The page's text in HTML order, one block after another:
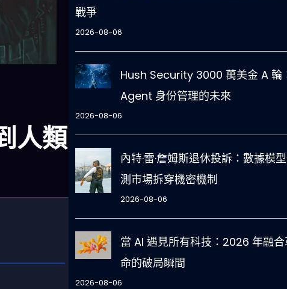
人類
戰爭
2026-08-06
Hush Security 3000 萬美金 A 輪
Agent 身份管理的未來
2026-08-06
內特·雷·詹姆斯退休投訴：數據模
測市場拆穿機密機制
2026-08-06
當 AI 遇見所有科技：2026 年融合
命的破局瞬間
2026-08-06